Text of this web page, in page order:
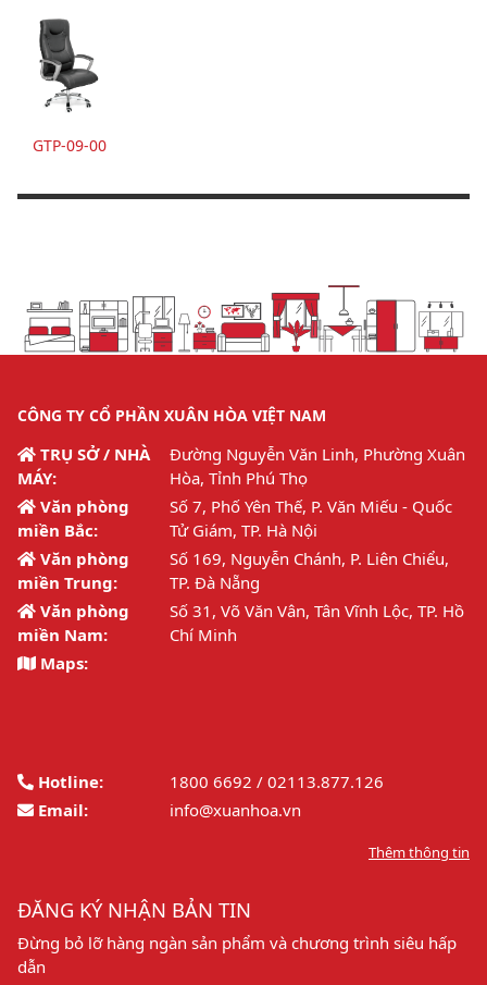
GTP-09-00
CÔNG TY CỔ PHẦN XUÂN HÒA VIỆT NAM
TRỤ SỞ / NHÀ
MÁY:
Đường Nguyễn Văn Linh, Phường Xuân
Hòa, Tỉnh Phú Thọ
Văn phòng
miền Bắc:
Số 7, Phố Yên Thế, P. Văn Miếu - Quốc
Tử Giám, TP. Hà Nội
Văn phòng
miền Trung:
Số 169, Nguyễn Chánh, P. Liên Chiểu,
TP. Đà Nẵng
Văn phòng
miền Nam:
Số 31, Võ Văn Vân, Tân Vĩnh Lộc, TP. Hồ
Chí Minh
Maps:
Hotline:
1800 6692 / 02113.877.126
Email:
info@xuanhoa.vn
Thêm thông tin
ĐĂNG KÝ NHẬN BẢN TIN
Đừng bỏ lỡ hàng ngàn sản phẩm và chương trình siêu hấp
dẫn